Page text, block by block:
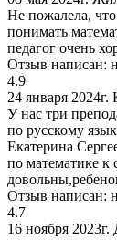
Не пожалела,
понимать
педагог очень
Отзыв написан:
4.9
24 января 2024г.
У нас три
по русскому
Екатерина
по математике к
Отзыв написан:
4.7
16 ноября 2023г.